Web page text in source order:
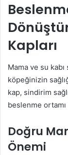
Kapları
Mama ve su
köpeğinizin
kap, sindirim
beslenme
Doğru
Önemi